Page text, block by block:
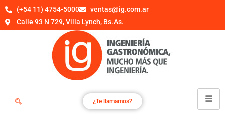
(+54 11) 4754-5000
ventas@ig.com.ar
Calle 93 N 729, Villa Lynch, Bs.As.
¿Te llamamos?